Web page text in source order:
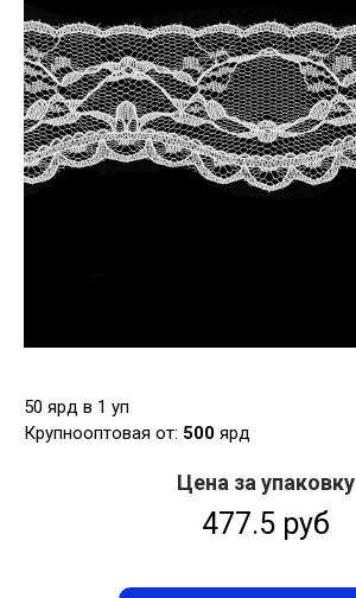
50 ярд в 1 уп
Крупнооптовая от: 500 ярд
Цена за упаковку
477.5 руб